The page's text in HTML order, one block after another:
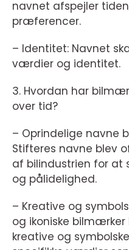
navnet afspejler
præferencer.
– Identitet: Navnet
værdier og identitet.
3. Hvordan har
over tid?
– Oprindelige navne
Stifteres navne blev
af bilindustrien for
og pålidelighed.
– Kreative og
og ikoniske
kreative og